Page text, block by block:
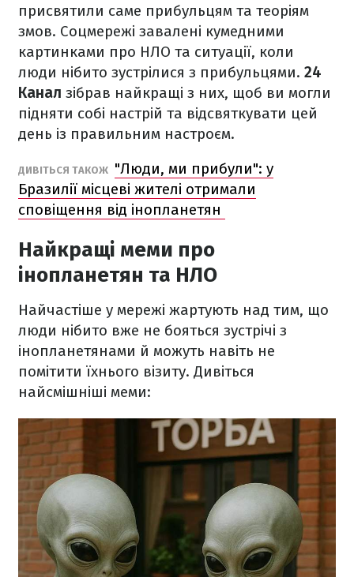
присвятили саме прибульцям та теоріям
змов. Соцмережі завалені кумедними
картинками про НЛО та ситуації, коли
люди нібито зустрілися з прибульцями. 24
Канал зібрав найкращі з них, щоб ви могли
підняти собі настрій та відсвяткувати цей
день із правильним настроєм.
ДИВІТЬСЯ ТАКОЖ "Люди, ми прибули": у
Бразилії місцеві жителі отримали
сповіщення від інопланетян
Найкращі меми про
інопланетян та НЛО
Найчастіше у мережі жартують над тим, що
люди нібито вже не бояться зустрічі з
інопланетянами й можуть навіть не
помітити їхнього візиту. Дивіться
найсмішніші меми: